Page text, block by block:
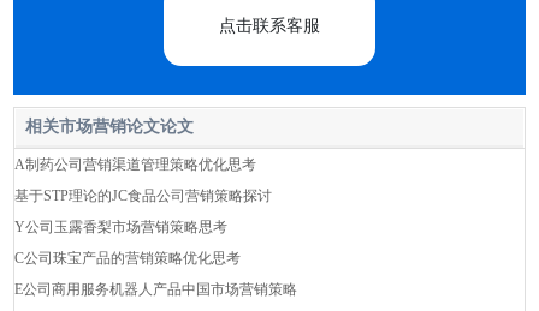
点击联系客服
相关市场营销论文论文
A制药公司营销渠道管理策略优化思考
基于STP理论的JC食品公司营销策略探讨
Y公司玉露香梨市场营销策略思考
C公司珠宝产品的营销策略优化思考
E公司商用服务机器人产品中国市场营销策略